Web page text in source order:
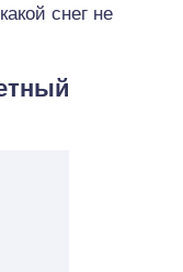
снег не